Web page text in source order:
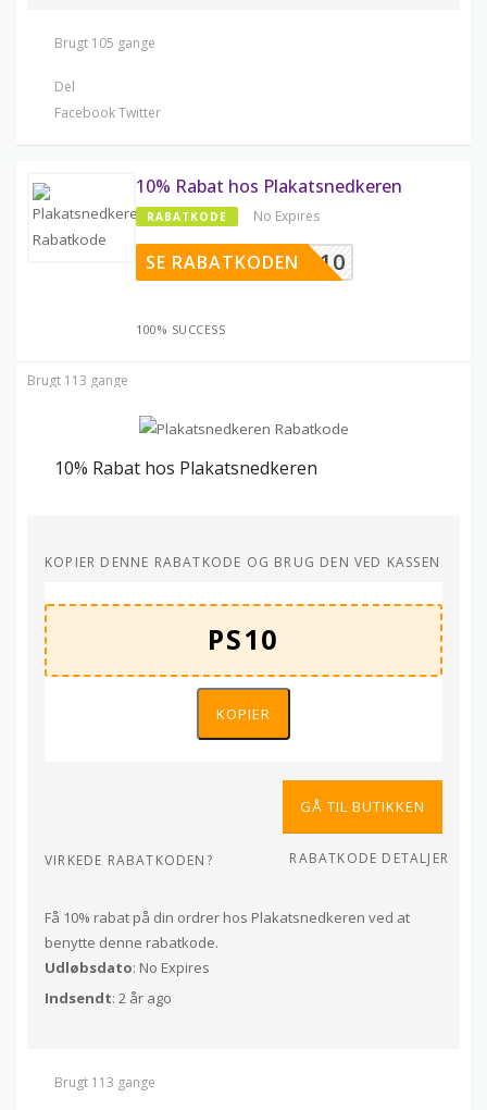
Brugt 105 gange
Del
FacebookTwitter
10% Rabat hos Plakatsnedkeren
RABATKODE No Expires
PS10
SE RABATKODEN
100% SUCCESS
Brugt 113 gange
10% Rabat hos Plakatsnedkeren
KOPIER DENNE RABATKODE OG BRUG DEN VED KASSEN
KOPIER
GÅ TIL BUTIKKEN
VIRKEDE RABATKODEN? RABATKODE DETALJER
Få 10% rabat på din ordrer hos Plakatsnedkeren ved at
benytte denne rabatkode.
Udløbsdato: No Expires
Indsendt: 2 år ago
Brugt 113 gange